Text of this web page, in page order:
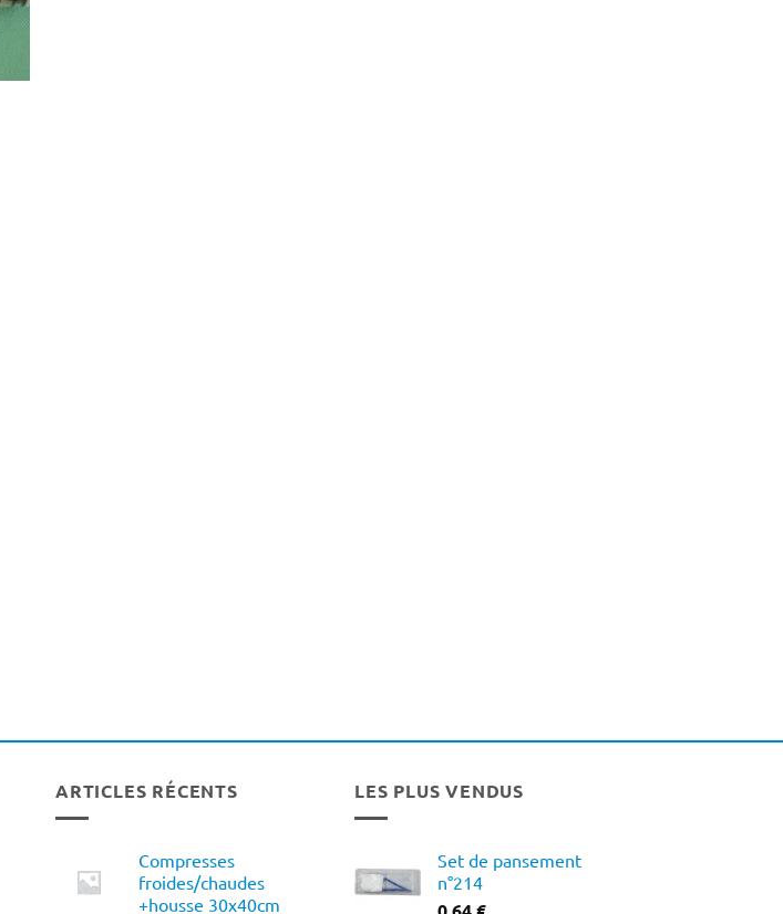
ARTICLES RÉCENTS
Compresses
froides/chaudes
+housse 30x40cm
LES PLUS VENDUS
Set de pansement
n°214